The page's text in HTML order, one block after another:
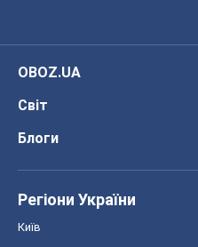
OBOZ.UA
Світ
Блоги
Регіони України
Київ